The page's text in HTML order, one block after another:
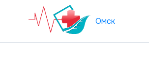
Омск
Главная Заболевания